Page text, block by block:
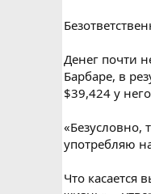
Денег почти
Барбаре, в
$39,424 у
«Безусловно,
употребляю
Что касается